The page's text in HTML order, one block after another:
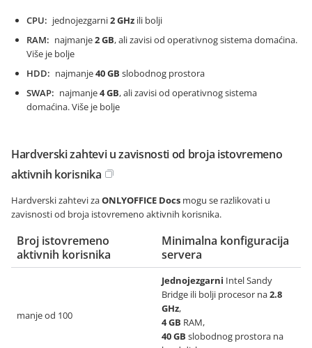
CPU jednojezgarni2 GHz ili bolji
RAM
najmanje2 GB, ali zavisi od operativnog sistema domaćina.
Više je bolje
HDD
najmanje40 GB slobodnog prostora
SWAP
najmanje4 GB, ali zavisi od operativnog sistema
domaćina. Više je bolje
Hardverski zahtevi u zavisnosti od broja istovremeno
aktivnih korisnika
Hardverski zahtevi zaONLYOFFICE Docs mogu se razlikovati u
zavisnosti od broja istovremeno aktivnih korisnika.
Broj istovremeno
aktivnih korisnika
Minimalna konfiguracija
servera
manje od 100
Jednojezgarni Intel Sandy
Bridge ili bolji procesor na2.8
GHz,
4 GB RAM,
40 GB slobodnog prostora na